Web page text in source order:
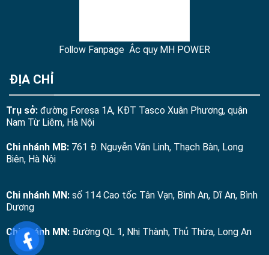
Follow Fanpage Ắc quy MH POWER
ĐỊA CHỈ
Trụ sở:đường Foresa 1A, KĐT Tasco Xuân Phương, quận
Nam Từ Liêm, Hà Nội
Chi nhánh MB:761 Đ. Nguyễn Văn Linh, Thạch Bàn, Long
Biên, Hà Nội
Chi nhánh MN:số 114 Cao tốc Tân Vạn, Bình An, Dĩ An, Bình
Dương
Chi nhánh MN:Đường QL 1, Nhị Thành, Thủ Thừa, Long An